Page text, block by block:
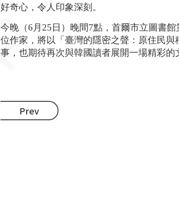
好奇心，令人印象深刻。
今晚（6月25日）晚間7點，首爾市立圖書
位作家，將以「臺灣的隱密之聲：原住民
事，也期待再次與韓國讀者展開一場精彩的
Prev